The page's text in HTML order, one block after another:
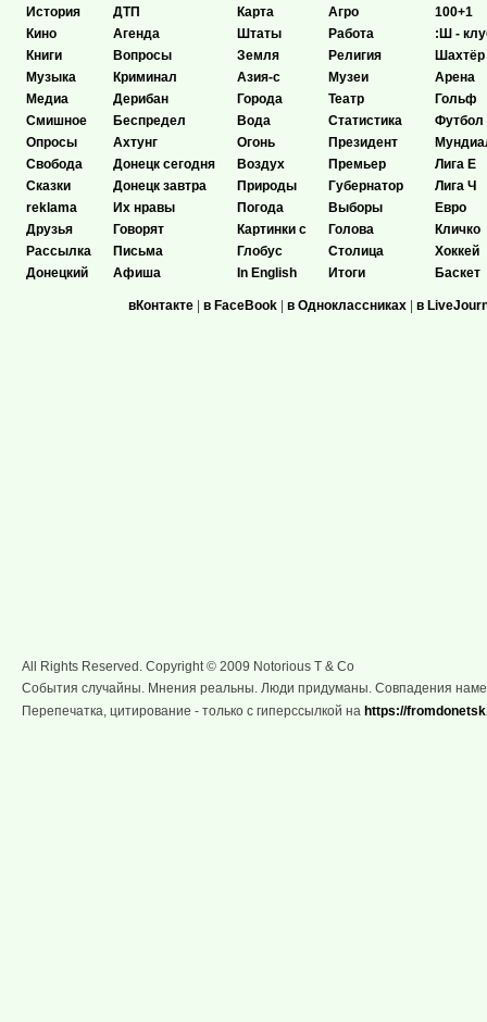
История
Кино
Книги
Музыка
Медиа
Смишное
Опросы
Свобода
Сказки
reklama
Друзья
Рассылка
Донецкий
ДТП
Агенда
Вопросы
Криминал
Дерибан
Беспредел
Ахтунг
Донецк сегодня
Донецк завтра
Их нравы
Говорят
Письма
Афиша
Карта
Штаты
Земля
Азия-с
Города
Вода
Огонь
Воздух
Природы
Погода
Картинки с
Глобус
In English
Агро
Работа
Религия
Музеи
Театр
Статистика
Президент
Премьер
Губернатор
Выборы
Голова
Столица
Итоги
100+1
:Ш -
Шахтёр
Арена
Гольф
Футбол
Лига Е
Лига Ч
Евро
Кличко
Хоккей
Баскет
вКонтакте | в FaceBook | в Одноклассниках | в
All Rights Reserved. Copyright © 2009 Notorious T & Co
События случайны. Мнения реальны. Люди придуманы. Совпадения
Перепечатка, цитирование - только с гиперссылкой на https://